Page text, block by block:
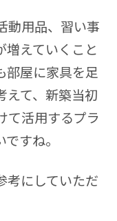
動用品、習い事
えていくこと
部屋に家具を足
えて、新築当初
て活用するプラ
すね。
考にしていただ